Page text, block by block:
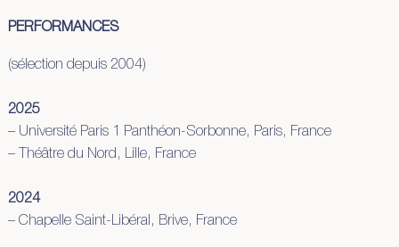
PERFORMANCES
(sélection depuis 2004)
2025
– Université Paris 1 Panthéon-Sorbonne, Paris, France
– Théâtre du Nord, Lille, France
2024
– Chapelle Saint-Libéral, Brive, France